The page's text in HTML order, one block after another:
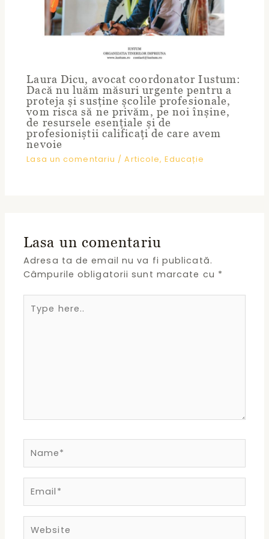
Laura Dicu, avocat coordonator Iustum:
Dacă nu luăm măsuri urgente pentru a
proteja și susține școlile profesionale,
vom risca să ne privăm, pe noi înșine,
de resursele esențiale și de
profesioniștii calificați de care avem
nevoie
Lasa un comentariu /Articole,Educație
Lasa un comentariu
Adresa ta de email nu va fi publicată.
Câmpurile obligatorii sunt marcate cu *
here..